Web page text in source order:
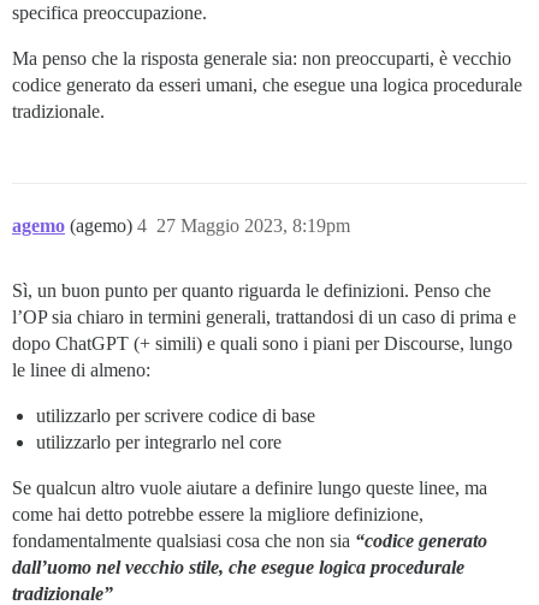
specifica preoccupazione.
Ma penso che la risposta generale sia: non preoccuparti, è vecchio
codice generato da esseri umani, che esegue una logica procedurale
tradizionale.
agemo (agemo) 27 Maggio 2023, 8:19pm
4
Sì, un buon punto per quanto riguarda le definizioni. Penso che
l’OP sia chiaro in termini generali, trattandosi di un caso di prima e
dopo ChatGPT (+ simili) e quali sono i piani per Discourse, lungo
le linee di almeno:
utilizzarlo per scrivere codice di base
utilizzarlo per integrarlo nel core
Se qualcun altro vuole aiutare a definire lungo queste linee, ma
come hai detto potrebbe essere la migliore definizione,
fondamentalmente qualsiasi cosa che non sia “codice generato
dall’uomo nel vecchio stile, che esegue logica procedurale
tradizionale”